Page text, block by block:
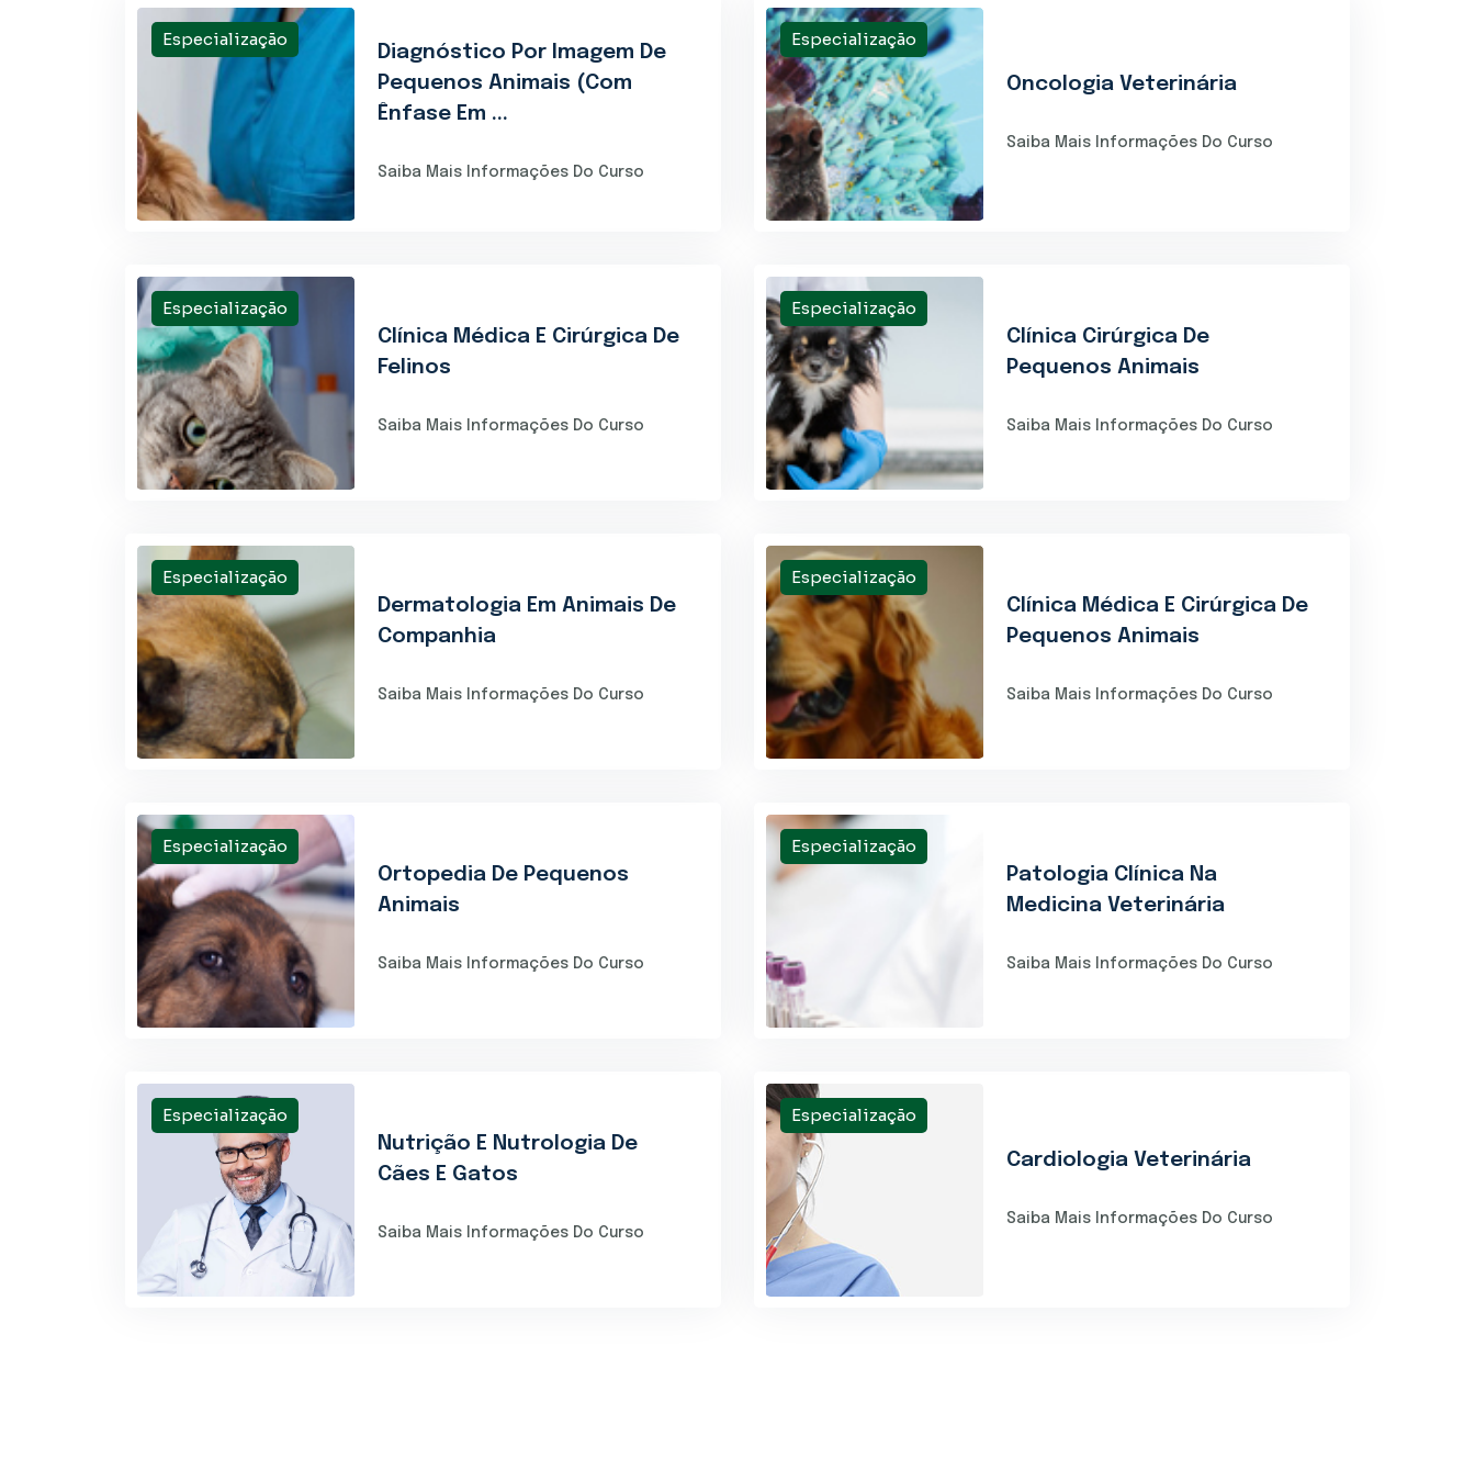
Especialização
Diagnóstico Por Imagem De
Pequenos Animais (Com
Ênfase Em ...
Saiba Mais Informações Do Curso
Especialização
Oncologia Veterinária
Saiba Mais Informações Do Curso
Especialização
Clínica Médica E Cirúrgica De
Felinos
Saiba Mais Informações Do Curso
Especialização
Clínica Cirúrgica De
Pequenos Animais
Saiba Mais Informações Do Curso
Especialização
Dermatologia Em Animais De
Companhia
Saiba Mais Informações Do Curso
Especialização
Clínica Médica E Cirúrgica De
Pequenos Animais
Saiba Mais Informações Do Curso
Especialização
Ortopedia De Pequenos
Animais
Saiba Mais Informações Do Curso
Especialização
Patologia Clínica Na
Medicina Veterinária
Saiba Mais Informações Do Curso
Especialização
Nutrição E Nutrologia De
Cães E Gatos
Saiba Mais Informações Do Curso
Especialização
Cardiologia Veterinária
Saiba Mais Informações Do Curso